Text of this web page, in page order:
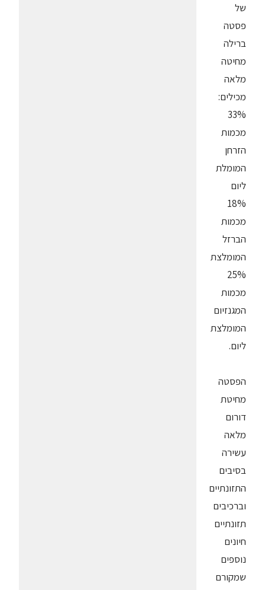
של
פסטה
ברילה
מחיטה
מלאה
מכילים:
33%
מכמות
הזרחן
המומלת
ליום
18%
מכמות
הברזל
המומלצת
25%
מכמות
המגנזיום
המומלצת
ליום.
הפסטה
מחיטת
דורום
מלאה
עשירה
בסיבים
התזונתיים
וברכיבים
תזונתיים
חיונים
נוספים
שמקורם